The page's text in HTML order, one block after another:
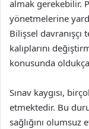
almak gerekebilir.
yönetmelerine
Bilişsel davranışçı
kalıplarını
konusunda
Sınav kaygısı,
etmektedir. Bu
sağlığını olumsuz